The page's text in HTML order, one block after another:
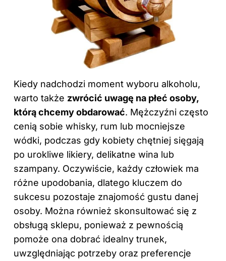
Kiedy nadchodzi moment wyboru alkoholu,
warto także zwrócić uwagę na płeć osoby,
którą chcemy obdarować. Mężczyźni często
cenią sobie whisky, rum lub mocniejsze
wódki, podczas gdy kobiety chętniej sięgają
po urokliwe likiery, delikatne wina lub
szampany. Oczywiście, każdy człowiek ma
różne upodobania, dlatego kluczem do
sukcesu pozostaje znajomość gustu danej
osoby. Można również skonsultować się z
obsługą sklepu, ponieważ z pewnością
pomoże ona dobrać idealny trunek,
uwzględniając potrzeby oraz preferencje